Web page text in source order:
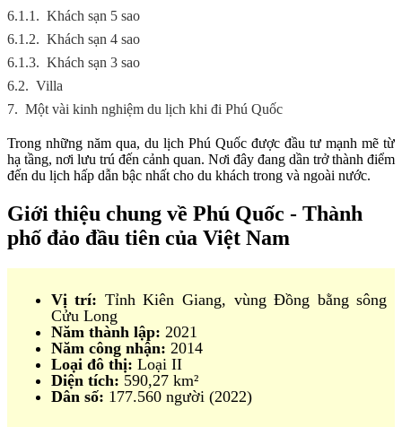
6.1.1. Khách sạn 5 sao
6.1.2. Khách sạn 4 sao
6.1.3. Khách sạn 3 sao
6.2. Villa
7. Một vài kinh nghiệm du lịch khi đi Phú Quốc
Trong những năm qua, du lịch Phú Quốc được đầu tư mạnh mẽ từ
hạ tầng, nơi lưu trú đến cảnh quan. Nơi đây đang dần trở thành điểm
đến du lịch hấp dẫn bậc nhất cho du khách trong và ngoài nước.
Giới thiệu chung về Phú Quốc - Thành
phố đảo đầu tiên của Việt Nam
Vị trí: Tỉnh Kiên Giang, vùng Đồng bằng sông
Cửu Long
Năm thành lập: 2021
Năm công nhận: 2014
Loại đô thị: Loại II
Diện tích: 590,27 km²
Dân số: 177.560 người (2022)